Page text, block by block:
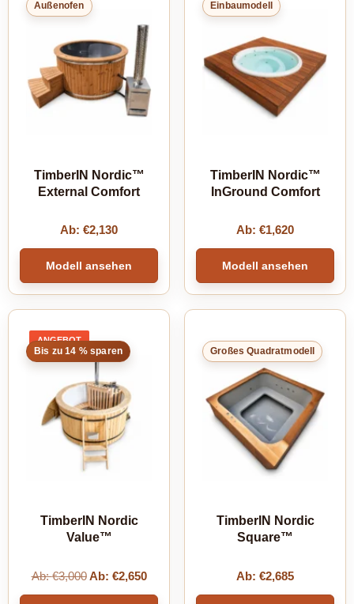
Außenofen
TimberIN Nordic™
External Comfort
Ab: €2,130
Modell ansehen
Einbaumodell
TimberIN Nordic™
InGround Comfort
Ab: €1,620
Modell ansehen
ANGEBOTPRODUKT
IM
ANGEBOT
Bis zu 14 % sparen
TimberIN Nordic
Value™
Ab:€3,000 Ab: €2,650
Großes Quadratmodell
TimberIN Nordic
Square™
Ab: €2,685